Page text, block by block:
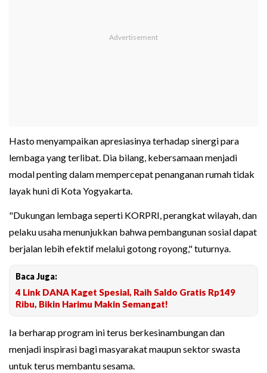
Hasto menyampaikan apresiasinya terhadap sinergi para
lembaga yang terlibat. Dia bilang, kebersamaan menjadi
modal penting dalam mempercepat penanganan rumah tidak
layak huni di Kota Yogyakarta.
"Dukungan lembaga seperti KORPRI, perangkat wilayah, dan
pelaku usaha menunjukkan bahwa pembangunan sosial dapat
berjalan lebih efektif melalui gotong royong," tuturnya.
Baca Juga:
4 Link DANA Kaget Spesial, Raih Saldo Gratis Rp149
Ribu, Bikin Harimu Makin Semangat!
Ia berharap program ini terus berkesinambungan dan
menjadi inspirasi bagi masyarakat maupun sektor swasta
untuk terus membantu sesama.